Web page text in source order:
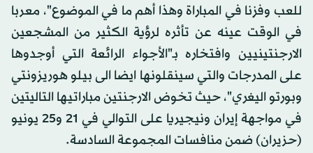
للعب وفزنا في المباراة وهذا أهم ما في الموضوع"، معربا
في الوقت عينه عن تأثره لرؤية الكثير من المشجعين
الارجنتينيين وافتخاره بـ"الأجواء الرائعة التي أوجدوها
على المدرجات والتي سينقلونها ايضا الى بيلو هوريزونتي
وبورتو اليغري"، حيث تخوض الارجنتين مباراتيها التاليتين
في مواجهة إيران ونيجيريا على التوالي في 21 و25 يونيو
(حزيران) ضمن منافسات المجموعة السادسة.